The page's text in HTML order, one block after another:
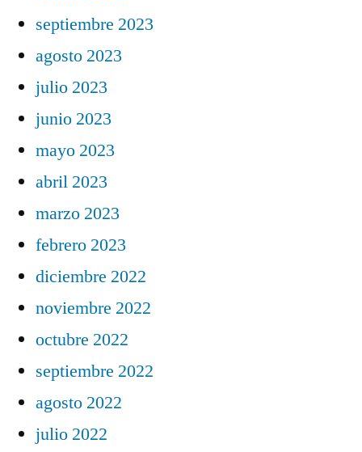
septiembre 2023
agosto 2023
julio 2023
junio 2023
mayo 2023
abril 2023
marzo 2023
febrero 2023
diciembre 2022
noviembre 2022
octubre 2022
septiembre 2022
agosto 2022
julio 2022